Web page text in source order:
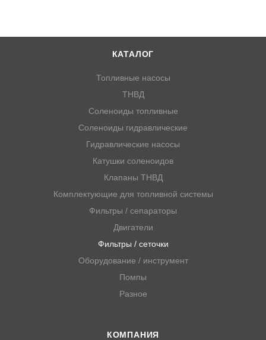
КАТАЛОГ
Топливные насосы
ТНВД
Соленоиды топливные
Соленоиды гидравлические
Гидравлические насосы
Катушки соленоидов
Клапаны ТНВД
Комплектующие для топливной системы
Фильтры / сепараторы
Двигатели
Фильтры / сеточки
Оборудование / инструмент
Помпы
Разное
КОМПАНИЯ